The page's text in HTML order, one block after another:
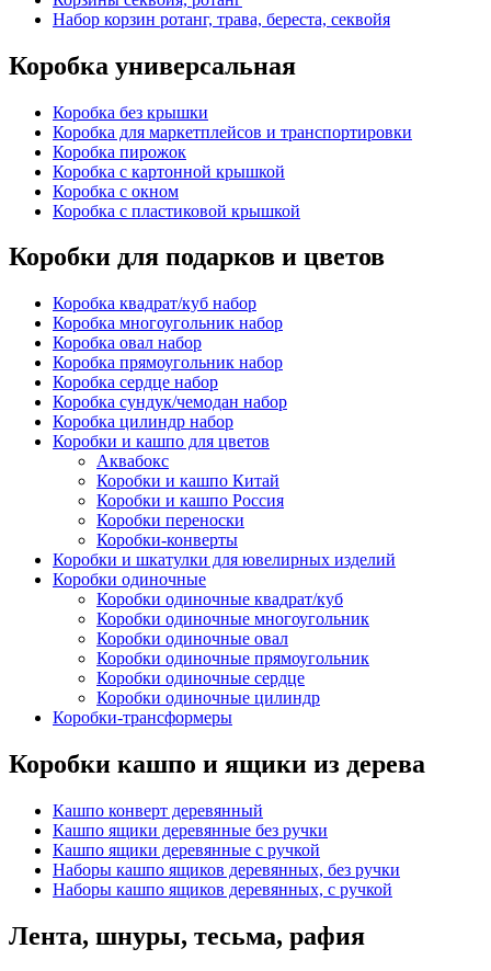
Набор корзин ротанг, трава, береста, секвойя
Коробка универсальная
Коробка без крышки
Коробка для маркетплейсов и транспортировки
Коробка пирожок
Коробка с картонной крышкой
Коробка с окном
Коробка с пластиковой крышкой
Коробки для подарков и цветов
Коробка квадрат/куб набор
Коробка многоугольник набор
Коробка овал набор
Коробка прямоугольник набор
Коробка сердце набор
Коробка сундук/чемодан набор
Коробка цилиндр набор
Коробки и кашпо для цветов
Аквабокс
Коробки и кашпо Китай
Коробки и кашпо Россия
Коробки переноски
Коробки-конверты
Коробки и шкатулки для ювелирных изделий
Коробки одиночные
Коробки одиночные квадрат/куб
Коробки одиночные многоугольник
Коробки одиночные овал
Коробки одиночные прямоугольник
Коробки одиночные сердце
Коробки одиночные цилиндр
Коробки-трансформеры
Коробки кашпо и ящики из дерева
Кашпо конверт деревянный
Кашпо ящики деревянные без ручки
Кашпо ящики деревянные с ручкой
Наборы кашпо ящиков деревянных, без ручки
Наборы кашпо ящиков деревянных, с ручкой
Лента, шнуры, тесьма, рафия